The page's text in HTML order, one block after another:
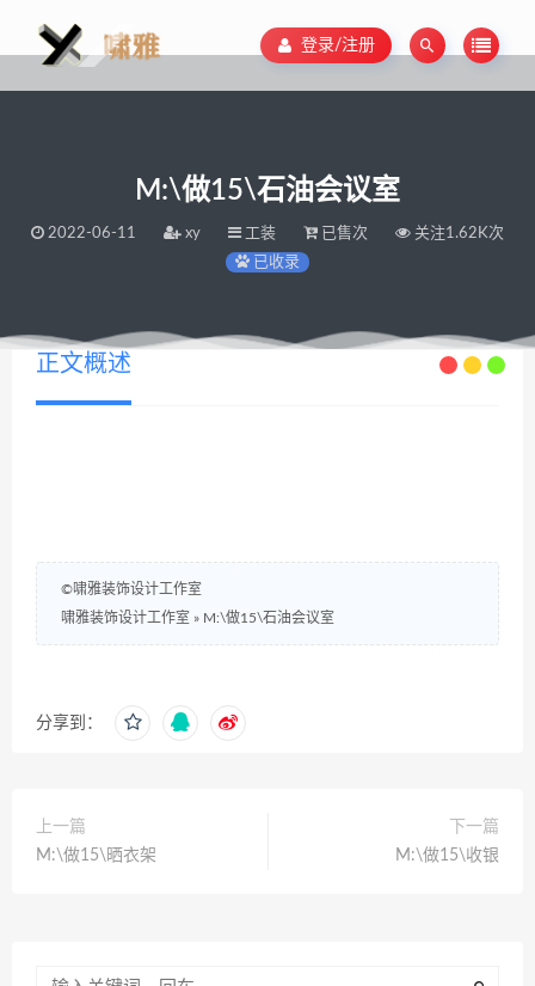
登录/注册
M:\做15\石油会议室
2022-06-11 xy 工装 已售次
关注1.62K次
已收录
正文概述
©啸雅装饰设计工作室
啸雅装饰设计工作室 » M:\做15\石油会议室
分享到：
上一篇
M:\做15\晒衣架
下一篇
M:\做15\收银